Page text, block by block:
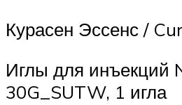
Курасен Эссенс /
Иглы для инъекций
30G_SUTW, 1 игла